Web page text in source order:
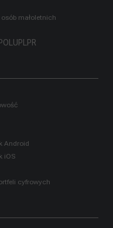
małoletnich
Android
iOS
cyfrowych